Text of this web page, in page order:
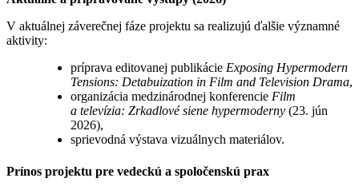
V aktuálnej záverečnej fáze projektu sa realizujú ďalšie významné
aktivity:
príprava editovanej publikácie Exposing Hypermodern
Tensions: Detabuization in Film and Television Drama,
organizácia medzinárodnej konferencie Film
a televízia: Zrkadlové siene hypermoderny (23. jún
2026),
sprievodná výstava vizuálnych materiálov.
Prínos projektu pre vedeckú a spoločenskú prax